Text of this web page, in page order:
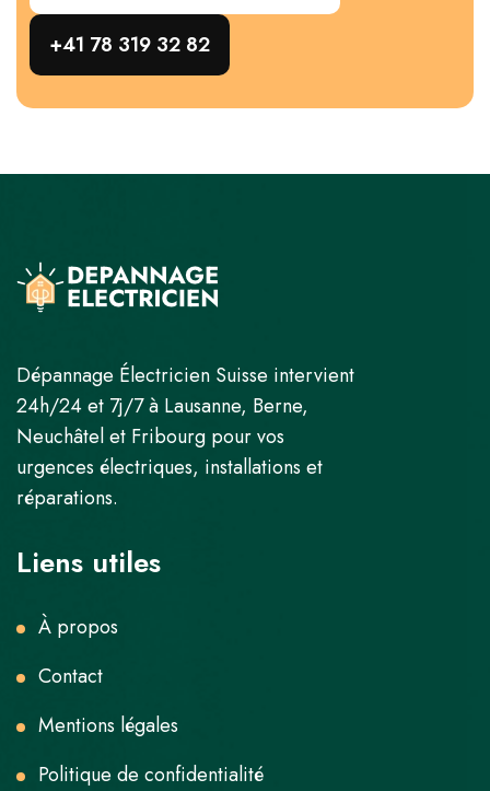
+41 78 319 32 82
Dépannage Électricien Suisse intervient
24h/24 et 7j/7 à Lausanne, Berne,
Neuchâtel et Fribourg pour vos
urgences électriques, installations et
réparations.
Liens utiles
À propos
Contact
Mentions légales
Politique de confidentialité